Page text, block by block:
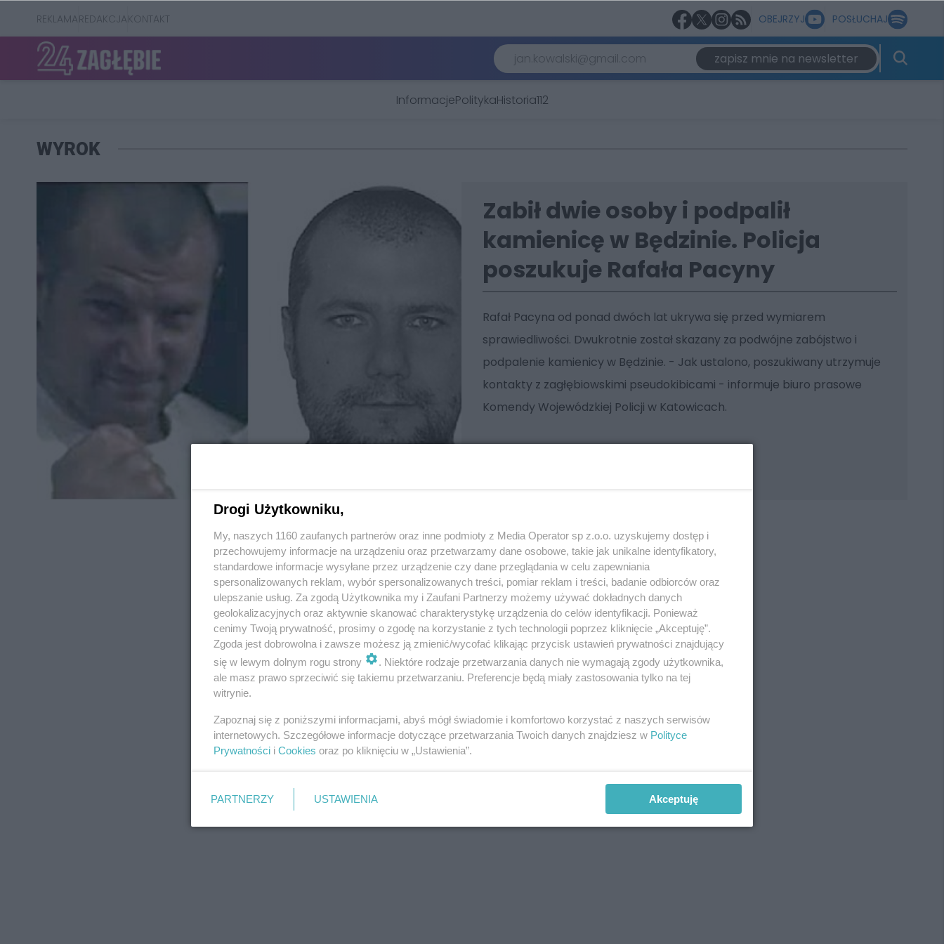
REKLAMAREDAKCJAKONTAKT OBEJRZYJ POSŁUCHAJ
zapisz mnie na newsletter
InformacjePolitykaHistoria112
WYROK
Zabił dwie osoby i podpalił
kamienicę w Będzinie. Policja
poszukuje Rafała Pacyny
Rafał Pacyna od ponad dwóch lat ukrywa się przed wymiarem
sprawiedliwości. Dwukrotnie został skazany za podwójne zabójstwo i
podpalenie kamienicy w Będzinie. - Jak ustalono, poszukiwany utrzymuje
kontakty z zagłębiowskimi pseudokibicami - informuje biuro prasowe
Komendy Wojewódzkiej Policji w Katowicach.
REKLAMA REKLAMA
Drogi Użytkowniku,
My, naszych 1160 zaufanych partnerów oraz inne podmioty z Media Operator sp z.o.o. uzyskujemy dostęp i
przechowujemy informacje na urządzeniu oraz przetwarzamy dane osobowe, takie jak unikalne identyfikatory,
standardowe informacje wysyłane przez urządzenie czy dane przeglądania w celu zapewniania
spersonalizowanych reklam, wybór spersonalizowanych treści, pomiar reklam i treści, badanie odbiorców oraz
ulepszanie usług. Za zgodą Użytkownika my i Zaufani Partnerzy możemy używać dokładnych danych
geolokalizacyjnych oraz aktywnie skanować charakterystykę urządzenia do celów identyfikacji. Ponieważ
cenimy Twoją prywatność, prosimy o zgodę na korzystanie z tych technologii poprzez kliknięcie „Akceptuję”.
Zgoda jest dobrowolna i zawsze możesz ją zmienić/wycofać klikając przycisk ustawień prywatności znajdujący
się w lewym dolnym rogu strony
. Niektóre rodzaje przetwarzania danych nie wymagają zgody użytkownika,
ale masz prawo sprzeciwić się takiemu przetwarzaniu. Preferencje będą miały zastosowania tylko na tej
witrynie.
Zapoznaj się z poniższymi informacjami, abyś mógł świadomie i komfortowo korzystać z naszych serwisów
internetowych. Szczegółowe informacje dotyczące przetwarzania Twoich danych znajdziesz w Polityce
Prywatności i Cookies oraz po kliknięciu w „Ustawienia”.
PARTNERZY USTAWIENIA Akceptuję